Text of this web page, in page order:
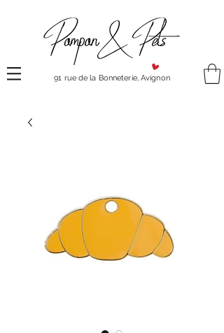
91 rue de la Bonneterie, Avignon